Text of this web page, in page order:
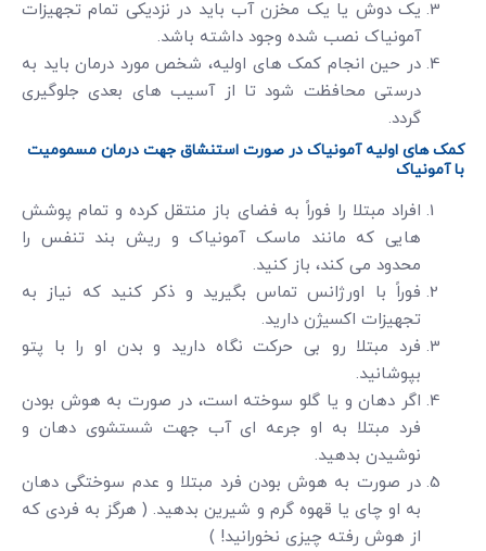
یک دوش یا یک مخزن آب باید در نزدیکی تمام تجهیزات
آمونیاک نصب شده وجود داشته باشد.
در حین انجام کمک های اولیه، شخص مورد درمان باید به
درستی محافظت شود تا از آسیب های بعدی جلوگیری
گردد.
کمک های اولیه آمونیاک در صورت استنشاق جهت درمان مسمومیت
با آمونیاک
افراد مبتلا را فوراً به فضای باز منتقل کرده و تمام پوشش
هایی که مانند ماسک آمونیاک و ریش بند تنفس را
محدود می کند، باز کنید.
فوراً با اورژانس تماس بگیرید و ذکر کنید که نیاز به
تجهیزات اکسیژن دارید.
فرد مبتلا رو بی حرکت نگاه دارید و بدن او را با پتو
بپوشانید.
اگر دهان و یا گلو سوخته است، در صورت به هوش بودن
فرد مبتلا به او جرعه ای آب جهت شستشوی دهان و
نوشیدن بدهید.
در صورت به هوش بودن فرد مبتلا و عدم سوختگی دهان
به او چای یا قهوه گرم و شیرین بدهید. ( هرگز به فردی که
از هوش رفته چیزی نخورانید! )